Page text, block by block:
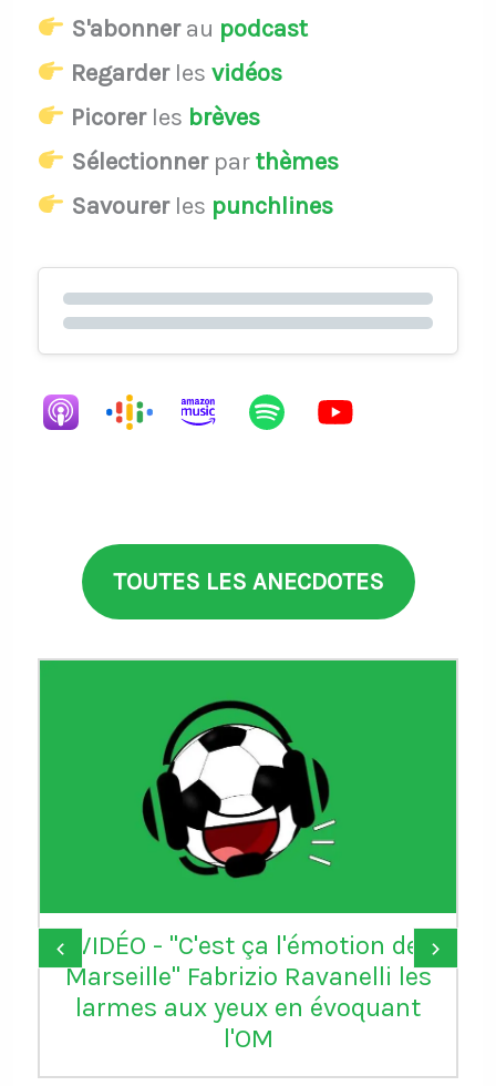
S'abonnerau podcast
Regarderles vidéos
Picorerles brèves
Sélectionnerparthèmes
Savourerles punchlines
TOUTES LES ANECDOTES
Donald Trump remercie la FIFA
d’avoir "réparé une grande
injustice" en annulant le carton
rouge de Balogun reçu avec les
USA contre la Bosnie-
‹ ›